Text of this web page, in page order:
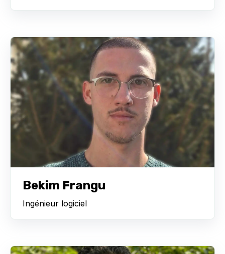
Bekim Frangu
Ingénieur logiciel